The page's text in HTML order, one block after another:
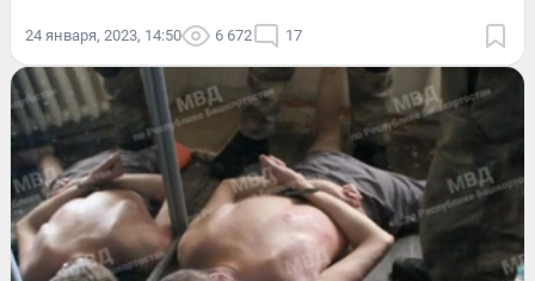
24 января, 2023, 14:50 6 672 17